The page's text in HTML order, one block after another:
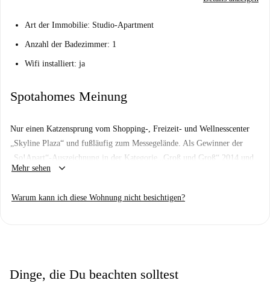
Art der Immobilie: Studio-Apartment
Anzahl der Badezimmer: 1
Wifi installiert: ja
Spotahomes Meinung
Nur einen Katzensprung vom Shopping-, Freizeit- und Wellnesscenter
„Skyline Plaza“ und fußläufig zum Messegelände. Als Gewinner der
„So!Apart“-Auszeichnung in der Kategorie „Groß und Groß“ 2014 und
2015 und „Neu und anders“ 2014 ist es das beste Apartmenthaus
auf die Frankfurter Skyline.
frisch zubereitete italienische Spezialitäten zum Mittag- und Abendessen.
Mehr sehen keyboard_arrow_down
Warum kann ich diese Wohnung nicht besichtigen?
Dinge, die Du beachten solltest